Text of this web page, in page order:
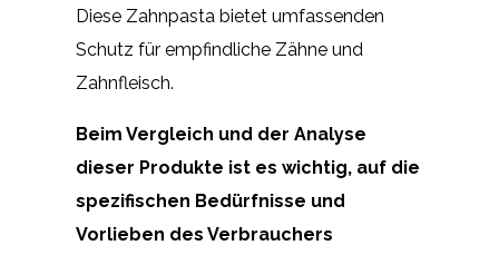
Diese Zahnpasta bietet umfassenden
Schutz für empfindliche Zähne und
Zahnfleisch.
Beim Vergleich und der Analyse
dieser Produkte ist es wichtig, auf die
spezifischen Bedürfnisse und
Vorlieben des Verbrauchers